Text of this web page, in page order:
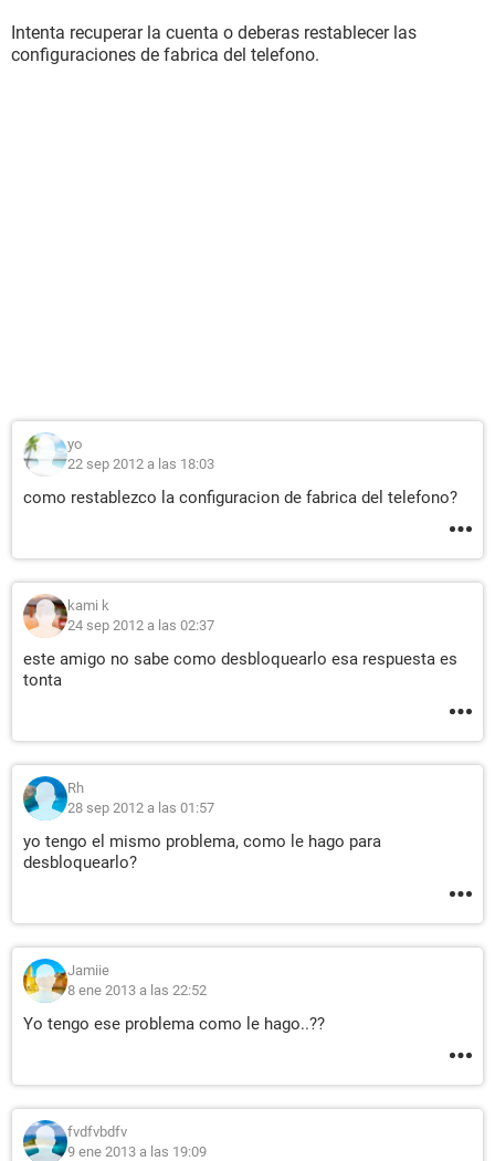
Intenta recuperar la cuenta o deberas restablecer las
configuraciones de fabrica del telefono.
yo
22 sep 2012 a las 18:03
como restablezco la configuracion de fabrica del telefono?
kami k
24 sep 2012 a las 02:37
este amigo no sabe como desbloquearlo esa respuesta es
tonta
Rh
28 sep 2012 a las 01:57
yo tengo el mismo problema, como le hago para
desbloquearlo?
Jamiie
8 ene 2013 a las 22:52
Yo tengo ese problema como le hago..??
fvdfvbdfv
9 ene 2013 a las 19:09